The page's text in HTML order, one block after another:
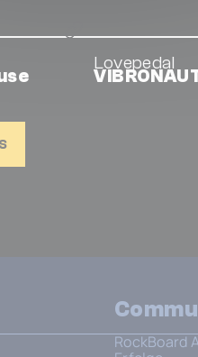
Lovepedal
RockBoard